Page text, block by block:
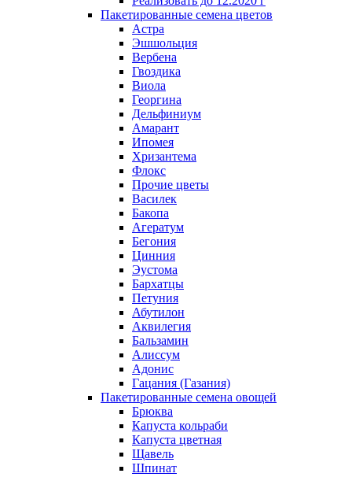
Пакетированные семена цветов
Астра
Эшшольция
Вербена
Гвоздика
Виола
Георгина
Дельфиниум
Амарант
Ипомея
Хризантема
Флокс
Прочие цветы
Василек
Бакопа
Агератум
Бегония
Цинния
Эустома
Бархатцы
Петуния
Абутилон
Аквилегия
Бальзамин
Алиссум
Адонис
Гацания (Газания)
Пакетированные семена овощей
Брюква
Капуста кольраби
Капуста цветная
Щавель
Шпинат